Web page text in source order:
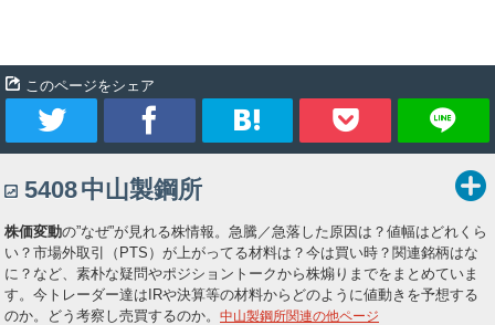
このページをシェア
イ
ー
ト
ェ
ア
ク
マ
Pocket
5408中山製鋼所
株価変動の”なぜ”が見れる株情報。急騰／急落した原因は？値幅はどれくら
い？市場外取引（PTS）が上がってる材料は？今は買い時？関連銘柄はな
に？など、素朴な疑問やポジショントークから株煽りまでをまとめていま
す。今トレーダー達はIRや決算等の材料からどのように値動きを予想する
のか。どう考察し売買するのか。 中山製鋼所関連の他ページ